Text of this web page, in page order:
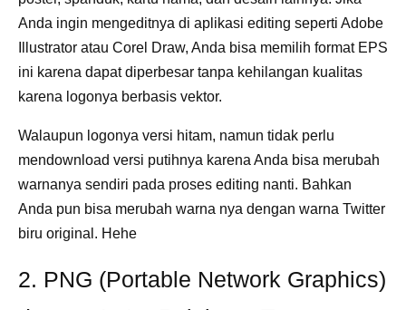
Anda ingin mengeditnya di aplikasi editing seperti Adobe
Illustrator atau Corel Draw, Anda bisa memilih format EPS
ini karena dapat diperbesar tanpa kehilangan kualitas
karena logonya berbasis vektor.
Walaupun logonya versi hitam, namun tidak perlu
mendownload versi putihnya karena Anda bisa merubah
warnanya sendiri pada proses editing nanti. Bahkan
Anda pun bisa merubah warna nya dengan warna Twitter
biru original. Hehe
2. PNG (Portable Network Graphics)